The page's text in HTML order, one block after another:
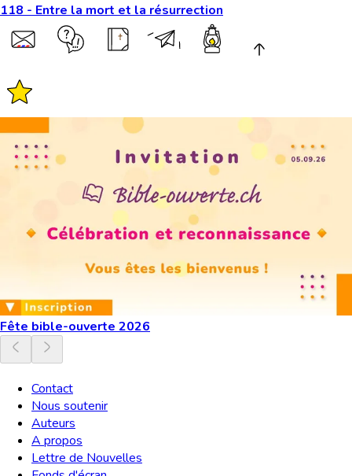
118 - Entre la mort et la résurrection
Fête bible-ouverte 2026
Contact
Nous soutenir
Auteurs
A propos
Lettre de Nouvelles